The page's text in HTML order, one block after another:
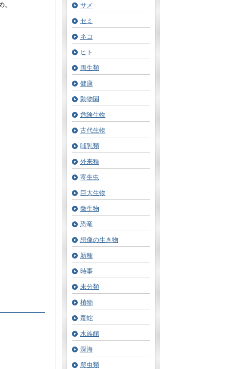
サメ
セミ
ネコ
ヒト
両生類
健康
動物園
危険生物
古代生物
哺乳類
外来種
寄生虫
巨大生物
微生物
恐竜
想像の生き物
新種
時事
未分類
植物
毒蛇
水族館
深海
爬虫類